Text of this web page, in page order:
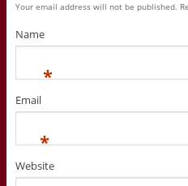
Your email address will not be published.
Name
*
Email
*
Website